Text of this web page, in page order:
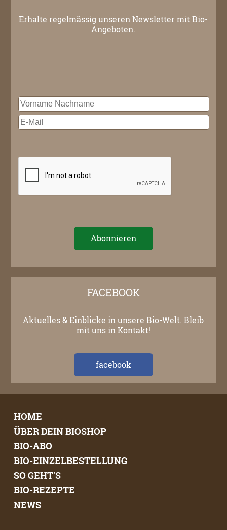
Erhalte regelmässig unseren Newsletter mit Bio-
Angeboten.
FACEBOOK
Aktuelles & Einblicke in unsere Bio-Welt. Bleib
mit uns in Kontakt!
facebook
HOME
ÜBER DEIN BIOSHOP
BIO-ABO
BIO-EINZELBESTELLUNG
SO GEHT'S
BIO-REZEPTE
NEWS